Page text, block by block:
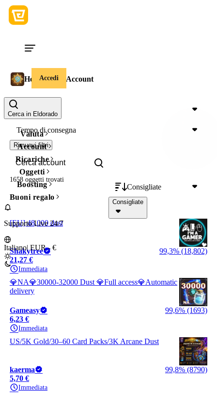
Accedi
Cerca in Eldorado
Valuta
Account
Ricariche
Oggetti
Boosting
Buoni regalo
Supporto Live 24/7
Italiano| EUR - €
Hearthstone Account
Prezzo
Tempo di consegna
Rimuovi filtri
Consigliate
Consigliate
1658 oggetti trovati
[EU] 48,000 dust
Shakytree
99,3% (18,802)
21,27 €
Immediata
💎NA💎30000-32000 Dust 💎Full access💎Automatic
delivery
Gameasy
99,6% (1693)
6,23 €
Immediata
US/5K Gold/30–60 Card Packs/3K Arcane Dust
kaerma
99,8% (8790)
5,70 €
Immediata